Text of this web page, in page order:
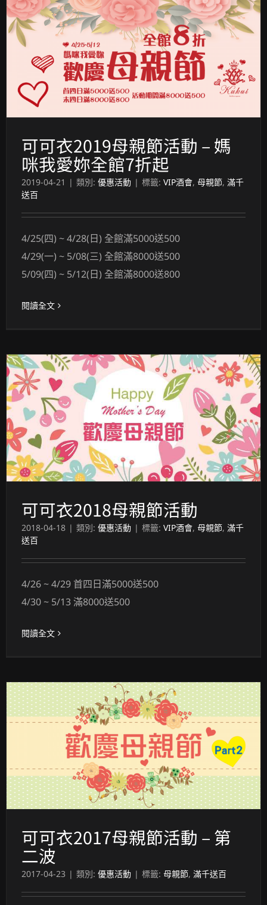
可可衣2019母親節活動 – 媽
咪我愛妳全館7折起
2019-04-21 | 類別: 優惠活動 | 標籤: VIP酒會, 母親節, 滿千
送百
4/25(四) ~ 4/28(日) 全館滿5000送500
4/29(一) ~ 5/08(三) 全館滿8000送500
5/09(四) ~ 5/12(日) 全館滿8000送800
閱讀全文
可可衣2018母親節活動
2018-04-18 | 類別: 優惠活動 | 標籤: VIP酒會, 母親節, 滿千
送百
4/26 ~ 4/29 首四日滿5000送500
4/30 ~ 5/13 滿8000送500
閱讀全文
可可衣2017母親節活動 – 第
二波
2017-04-23 | 類別: 優惠活動 | 標籤: 母親節, 滿千送百